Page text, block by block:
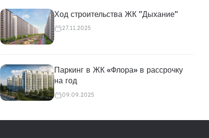
Ход строительства ЖК "Дыхание"
27.11.2025
Паркинг в ЖК «Флора» в рассрочку
на год
09.09.2025